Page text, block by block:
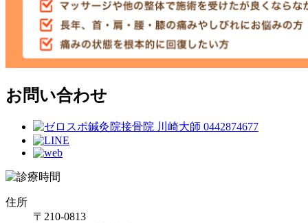
お問い合わせ
住所
〒210-0813